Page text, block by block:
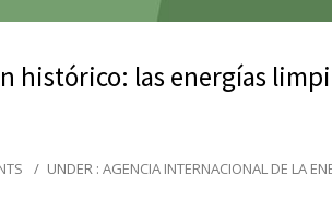
histórico: las energías
/ UNDER : AGENCIA INTERNACIONAL DE LA